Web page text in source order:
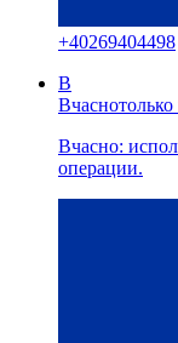
+40269404498
В
Вчаснотолько
Вчасно:
операции.